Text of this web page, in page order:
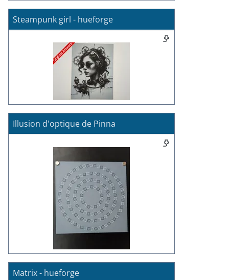
Steampunk girl - hueforge
Illusion d'optique de Pinna
Matrix - hueforge